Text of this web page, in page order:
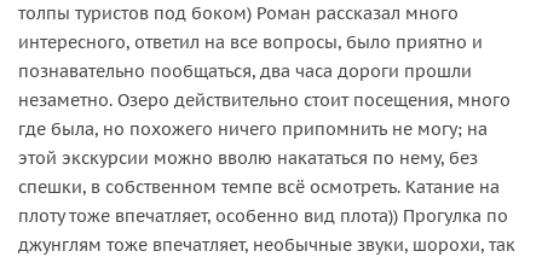
толпы туристов под боком) Роман рассказал много
интересного, ответил на все вопросы, было приятно и
познавательно пообщаться, два часа дороги прошли
незаметно. Озеро действительно стоит посещения, много
где была, но похожего ничего припомнить не могу; на
этой экскурсии можно вволю накататься по нему, без
спешки, в собственном темпе всё осмотреть. Катание на
плоту тоже впечатляет, особенно вид плота)) Прогулка по
джунглям тоже впечатляет, необычные звуки, шорохи, так